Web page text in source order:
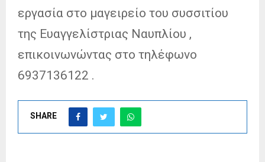
εργασία στο μαγειρείο του συσσιτίου
της Ευαγγελίστριας Ναυπλίου ,
επικοινωνώντας στο τηλέφωνο
6937136122 .
SHARE